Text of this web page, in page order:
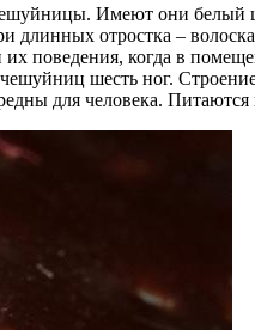
Имеют они белый
длинных отростка –
когда в
шесть ног.
для человека.